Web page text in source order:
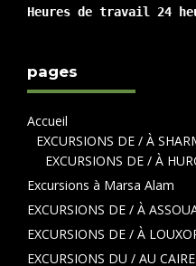
Heures de travail 24
pages
Accueil
EXCURSIONS DE / À
EXCURSIONS DE / À
Excursions à Marsa Alam
EXCURSIONS DE / À
EXCURSIONS DE / À
EXCURSIONS DU / AU CAIRE